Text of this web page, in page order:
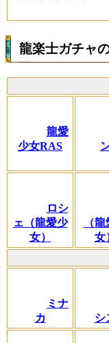
龍楽士ガチャ
龍愛
少女RAS
ロシ
ェ（龍愛少
女）
（
女
ミナ
カ
シ